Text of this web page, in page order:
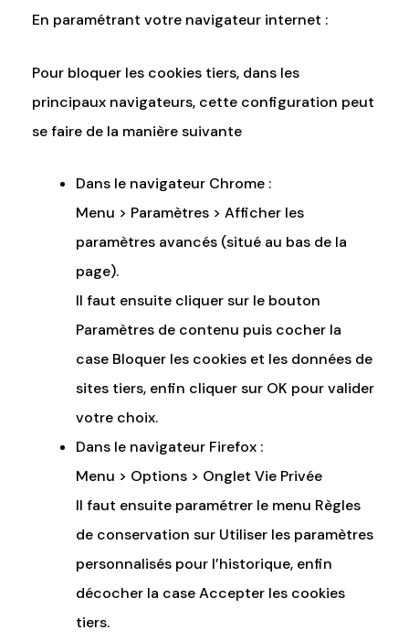
En paramétrant votre navigateur internet :
Pour bloquer les cookies tiers, dans les
principaux navigateurs, cette configuration peut
se faire de la manière suivante
Dans le navigateur Chrome :
Menu > Paramètres > Afficher les
paramètres avancés (situé au bas de la
page).
Il faut ensuite cliquer sur le bouton
Paramètres de contenu puis cocher la
case Bloquer les cookies et les données de
sites tiers, enfin cliquer sur OK pour valider
votre choix.
Dans le navigateur Firefox :
Menu > Options > Onglet Vie Privée
Il faut ensuite paramétrer le menu Règles
de conservation sur Utiliser les paramètres
personnalisés pour l’historique, enfin
décocher la case Accepter les cookies
tiers.